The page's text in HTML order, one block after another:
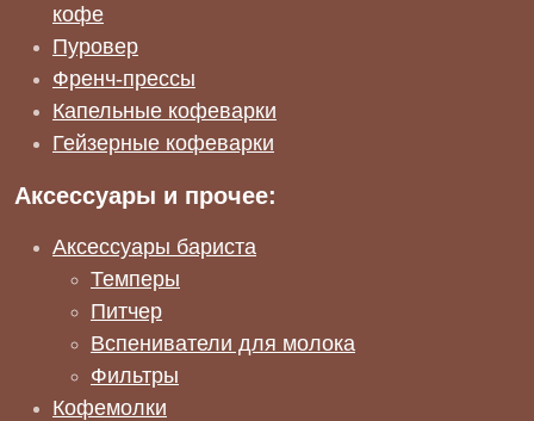
кофе
Пуровер
Френч-прессы
Капельные кофеварки
Гейзерные кофеварки
Аксессуары и прочее:
Аксессуары бариста
Темперы
Питчер
Вспениватели для молока
Фильтры
Кофемолки